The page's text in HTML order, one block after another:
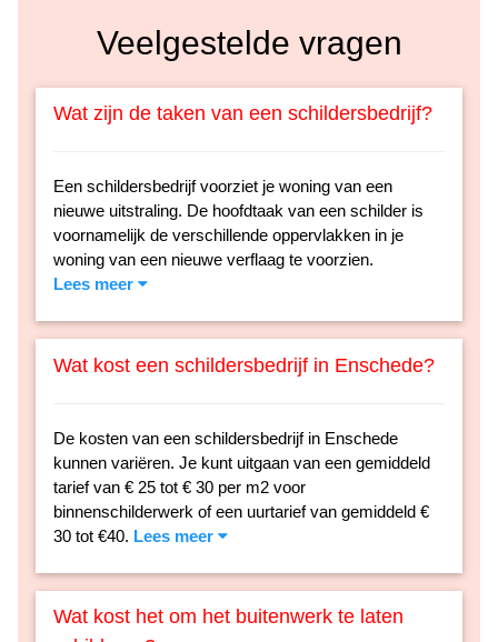
Veelgestelde vragen
Wat zijn de taken van een schildersbedrijf?
Een schildersbedrijf voorziet je woning van een
nieuwe uitstraling. De hoofdtaak van een schilder is
voornamelijk de verschillende oppervlakken in je
woning van een nieuwe verflaag te voorzien.
Lees meer
Wat kost een schildersbedrijf in Enschede?
De kosten van een schildersbedrijf in Enschede
kunnen variëren. Je kunt uitgaan van een gemiddeld
tarief van € 25 tot € 30 per m2 voor
binnenschilderwerk of een uurtarief van gemiddeld €
30 tot €40. Lees meer
Wat kost het om het buitenwerk te laten